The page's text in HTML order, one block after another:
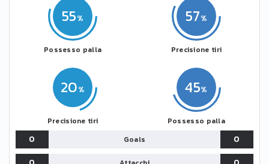
55
Possesso palla
20
Precisione tiri
45
Possesso palla
57
Precisione tiri
0 Goals
0